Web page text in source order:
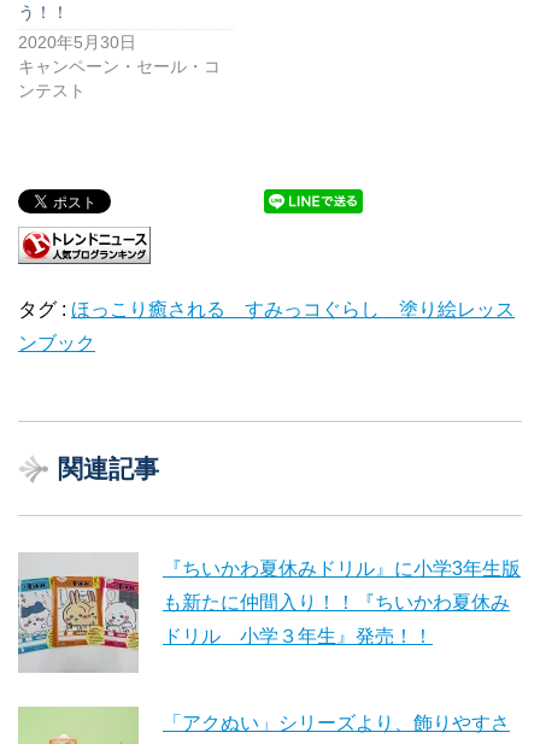
う！！
2020年5月30日
キャンペーン・セール・コ
ンテスト
タグ : ほっこり癒される すみっコぐらし 塗り絵レッス
ンブック
関連記事
『ちいかわ夏休みドリル』に小学3年生版
も新たに仲間入り！！『ちいかわ夏休み
ドリル 小学３年生』発売！！
「アクぬい」シリーズより、飾りやすさ